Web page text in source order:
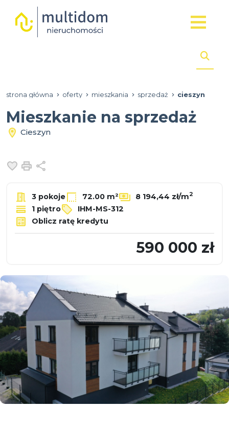
strona główna oferty mieszkania sprzedaż cieszyn
Mieszkanie na sprzedaż
Cieszyn
Dodaj do ulubionych
Drukuj
3 pokoje 72.00 m² 8 194,44 zł/m2
1 piętro
IHM-MS-312
Oblicz ratę kredytu
590 000 zł